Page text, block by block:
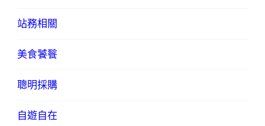
站務相關
美食饕餮
聰明採購
自遊自在